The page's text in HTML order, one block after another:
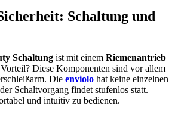
Schaltung und
Schaltung ist mit einem Riemenantrieb
Diese Komponenten sind vor allem
Die enviolo hat keine einzelnen
Schaltvorgang findet stufenlos statt.
und intuitiv zu bedienen.